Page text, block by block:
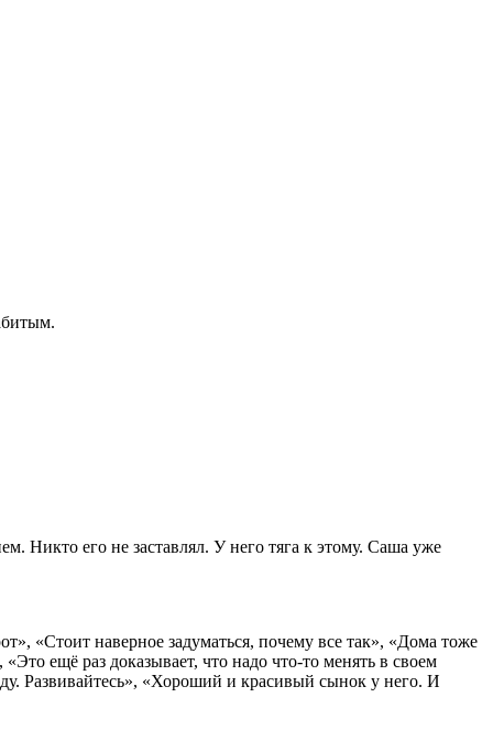
Никто его не заставлял. У него тяга к этому. Саша уже
«Стоит наверное задуматься, почему все так», «Дома тоже
ещё раз доказывает, что надо что-то менять в своем
Развивайтесь», «Хороший и красивый сынок у него. И